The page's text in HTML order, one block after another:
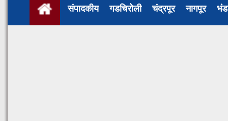
संपादकीय गडचिरोली चंद्रपूर नागपूर